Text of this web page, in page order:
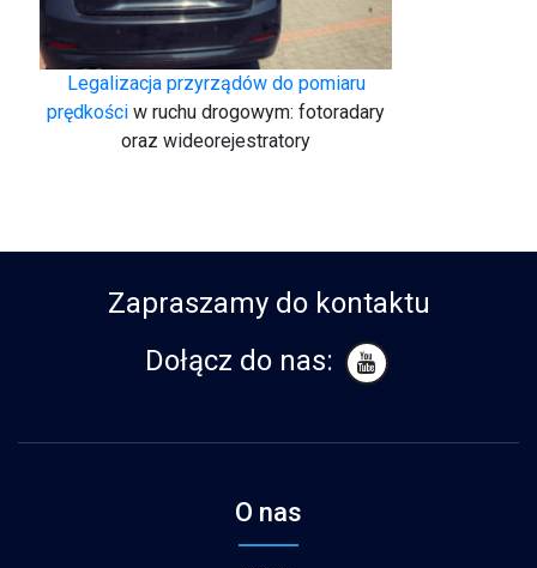
Legalizacja przyrządów do pomiaru
prędkości w ruchu drogowym: fotoradary
oraz wideorejestratory
Zapraszamy do kontaktu
Dołącz do nas:
O nas